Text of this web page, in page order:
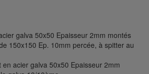
galva 50x50 Epaisseur 2mm montés
150x150 Ep. 10mm percée, à spitter au
en acier galva 50x50 Epaisseur 2mm